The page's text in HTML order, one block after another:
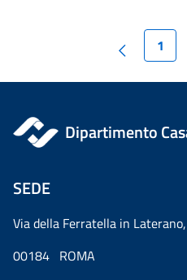
1
Dipartimento
SEDE
Via della Ferratella in
00184 ROMA